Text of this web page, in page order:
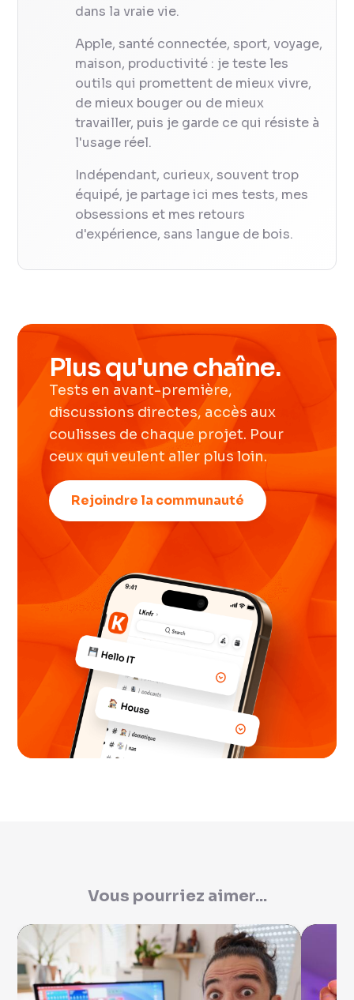
dans la vraie vie.
Apple, santé connectée, sport, voyage,
maison, productivité : je teste les
outils qui promettent de mieux vivre,
de mieux bouger ou de mieux
travailler, puis je garde ce qui résiste à
l'usage réel.
Indépendant, curieux, souvent trop
équipé, je partage ici mes tests, mes
obsessions et mes retours
d'expérience, sans langue de bois.
Plus qu'une chaîne.
Tests en avant-première,
discussions directes, accès aux
coulisses de chaque projet. Pour
ceux qui veulent aller plus loin.
Rejoindre la communauté
Vous pourriez aimer...